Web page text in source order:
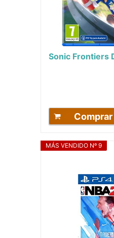
Sonic Frontiers
MÁS VENDIDO Nº 9